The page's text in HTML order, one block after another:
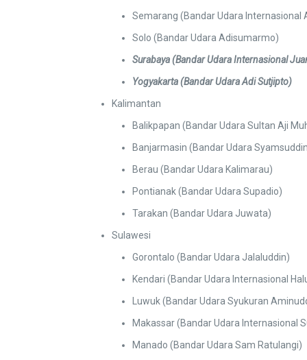
Semarang (Bandar Udara Internasional
Solo (Bandar Udara Adisumarmo)
Surabaya(Bandar Udara Internasional
Yogyakarta(Bandar Udara Adi Sutjipto)
Kalimantan
Balikpapan (Bandar Udara Sultan Aji
Banjarmasin (Bandar Udara
Berau (Bandar Udara Kalimarau)
Pontianak (Bandar Udara Supadio)
Tarakan (Bandar Udara Juwata)
Sulawesi
Gorontalo (Bandar Udara Jalaluddin)
Kendari (Bandar Udara Internasional
Luwuk (Bandar Udara Syukuran
Makassar (Bandar Udara Internasional
Manado (Bandar Udara Sam Ratulangi)